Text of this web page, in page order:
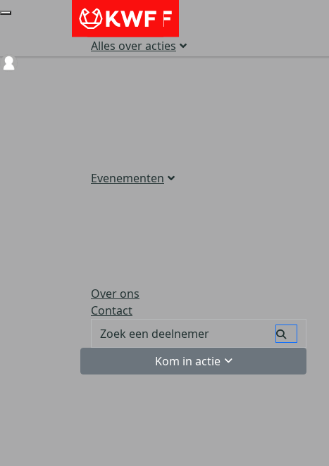
Alles over acties
Evenementen
Over ons
Contact
Kom in actie